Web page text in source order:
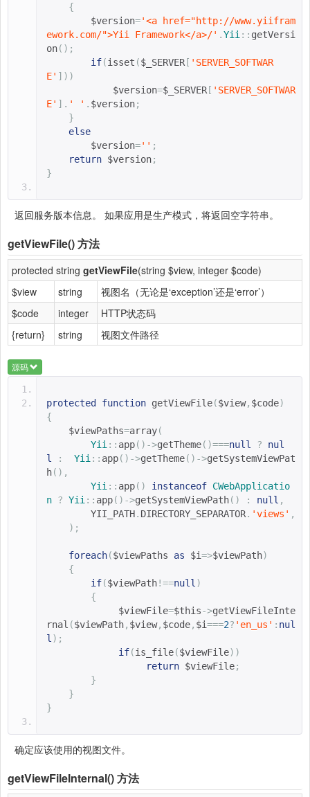
{
$version='<a href="http://www.yiifram
ework.com/">Yii Framework</a>/' .Yii :: getVersi
on();
if(isset ($_SERVER [ 'SERVER_SOFTWAR
E' ]))
$version=$_SERVER [ 'SERVER_SOFTWAR
E' ]. ' ' . $version;
}
else
$version='' ;
return $version;
}
返回服务版本信息。 如果应用是生产模式，将返回空字符串。
getViewFile()方法
protected string getViewFile(string $view, integer $code)
$view
string
视图名（无论是‘exception’还是‘error’）
$code
integer
HTTP状态码
{return}
string 视图文件路径
源码
protected function getViewFile($view, $code)
{
$viewPaths=array(
Yii :: app()->getTheme()===null ?
nul
l
: Yii :: app()->getTheme()->getSystemViewPat
h(),
Yii :: app() instanceof CWebApplicatio
n ? Yii :: app()->getSystemViewPath() : null ,
YII_PATH. DIRECTORY_SEPARATOR. 'views' ,
);
foreach($viewPaths as $i=>$viewPath)
{
if($viewPath!==null )
{
$viewFile=$this->getViewFileInte
rnal ($viewPath, $view, $code, $i===2? 'en_us' : nul
l );
if(is_file($viewFile))
return $viewFile;
}
}
}
确定应该使用的视图文件。
getViewFileInternal()方法